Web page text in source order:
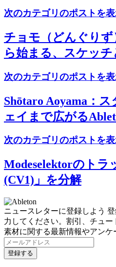
次のカテゴリのポストを
チョモ（どんぐりず
ら始まる、スケッ
次のカテゴリのポストを
Shōtaro Aoyama：
ェイまで広がる
次のカテゴリのポストを
Modeselektorのト
(CV1)」を分解
ニュースレターに登録しよう
力してください。割引、チュ
素材に関する最新情報やアンケ